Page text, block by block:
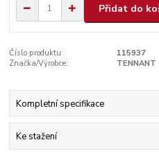
Přidat do
Číslo produktu:
115937
Značka/Výrobce:
TENNANT
Kompletní specifikace
Ke stažení